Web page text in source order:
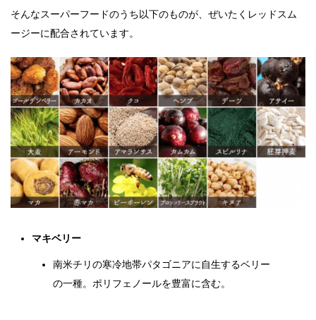
そんなスーパーフードのうち以下のものが、ぜいたくレッドスム
ージーに配合されています。
マキベリー
南米チリの寒冷地帯パタゴニアに自生するベリー
の一種。ポリフェノールを豊富に含む。